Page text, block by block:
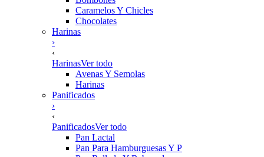
Caramelos Y Chicles
Chocolates
Harinas
›
‹
HarinasVer todo
Avenas Y Semolas
Harinas
Panificados
›
‹
PanificadosVer todo
Pan Lactal
Pan Para Hamburguesas Y P